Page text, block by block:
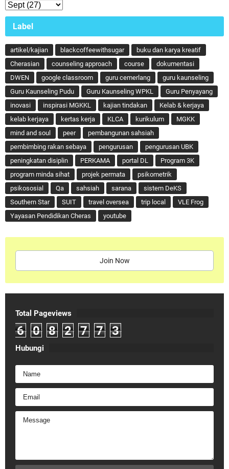
Label
artikel/kajian blackcoffeewithsugar
buku dan karya kreatif
Cherasian
counseling approach course
dokumentasi
DWEN
google classroom guru cemerlang
guru kaunseling
Guru Kaunseling Pudu
Guru Kaunseling WPKL
Guru Penyayang
inovasi
inspirasi MGKKL kajian tindakan
Kelab & kerjaya
kelab kerjaya
kertas kerja KLCA kurikulum
MGKK
mind and soul
peer
pembangunan sahsiah
pembimbing rakan sebaya
pengurusan
pengurusan UBK
peningkatan disiplin
PERKAMA portal DL
Program 3K
program minda sihat
projek permata
psikometrik
psikososial
Qa sahsiah sarana
sistem DeKS
Southern Star
SUIT travel oversea trip local
VLE Frog
Yayasan Pendidikan Cheras
youtube
Join Now
Total Pageviews
6 0 8 2 7 7 3
Hubungi